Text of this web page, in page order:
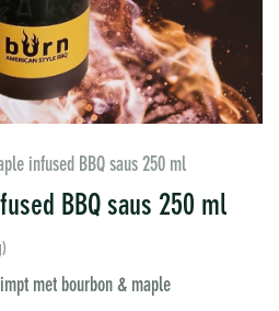
infused BBQ saus 250 ml
BBQ saus 250 ml
met bourbon & maple